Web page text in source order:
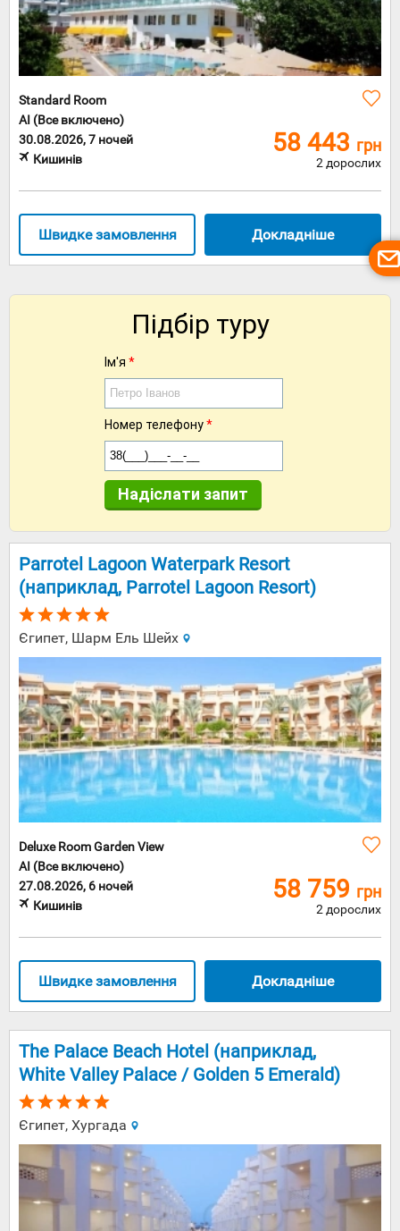
Standard Room
AI (Все включено)
30.08.2026, 7 ночей
Кишинів
58 443 грн
2 дорослих
Докладніше
Швидке замовлення
Підбір туру
Ім'я *
Номер телефону*
Надіслати запит
Parrotel Lagoon Waterpark Resort
(наприклад, Parrotel Lagoon Resort)
Єгипет, Шарм Ель Шейх
Deluxe Room Garden View
AI (Все включено)
27.08.2026, 6 ночей
Кишинів
58 759 грн
2 дорослих
Докладніше
Швидке замовлення
The Palace Beach Hotel (наприклад,
White Valley Palace / Golden 5 Emerald)
Єгипет, Хургада